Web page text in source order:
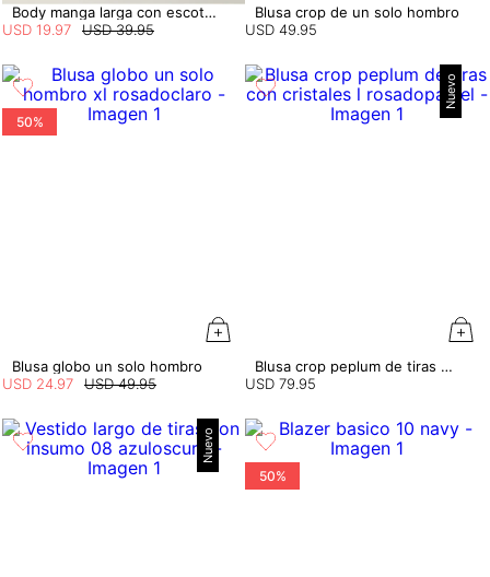
Body manga larga con escote en espalda
USD 39.95
USD 19.97
Blusa crop de un solo hombro
USD 49.95
50%
Blusa globo un solo hombro
USD 49.95
USD 24 97
Nuevo
Blusa crop peplum de tiras con cristales
USD 79.95
Nuevo
50%